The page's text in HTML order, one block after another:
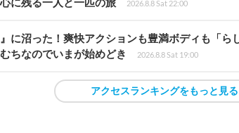
2026.8.8 Sat 22:00
』に沼った！爽快アクションも豊満ボディも「
ちなのでいまが始めどき
2026.8.8 Sat 19:00
アクセスランキングをもっと見る